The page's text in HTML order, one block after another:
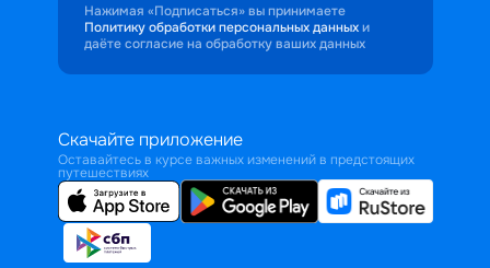
Нажимая «Подписаться» вы принимаете
Политику обработки персональных данных и
даёте согласие на обработку ваших данных
Скачайте приложение
Оставайтесь в курсе важных изменений в предстоящих
путешествиях